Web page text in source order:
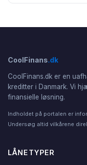
CoolFinans.dk
CoolFinans.dk er en
kreditter i Danmark. Vi
finansielle løsning.
Indholdet på portalen er
Undersøg altid vilkårene
LÅNETYPER